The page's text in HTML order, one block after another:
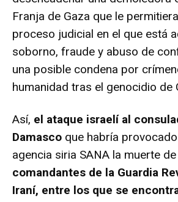
Franja de Gaza que le
proceso judicial en el que está
soborno, fraude y abuso de
una posible condena por
humanidad tras el genocidio de
Así, el ataque israelí al
Damasco que habría
agencia siria SANA la muerte de
comandantes de la Guardia
Iraní, entre los que se